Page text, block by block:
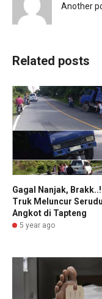
Another
Related posts
Gagal Nanjak,
Truk Meluncur
Angkot di Tapteng
5 year ago